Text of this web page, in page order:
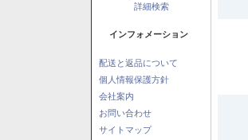
詳細検索
インフォメーション
配送と返品について
個人情報保護方針
会社案内
お問い合わせ
サイトマップ